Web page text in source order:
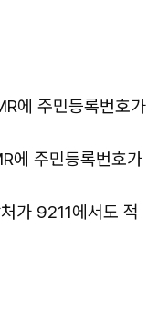
에 주민등록번호가
에 주민등록번호가
가 9211에서도 적